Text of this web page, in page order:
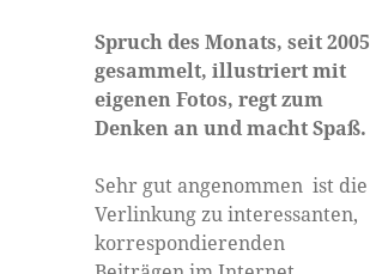
Spruch des Monats, seit 2005
gesammelt, illustriert mit
eigenen Fotos, regt zum
Denken an und macht Spaß.
Sehr gut angenommen ist die
Verlinkung zu interessanten,
korrespondierenden